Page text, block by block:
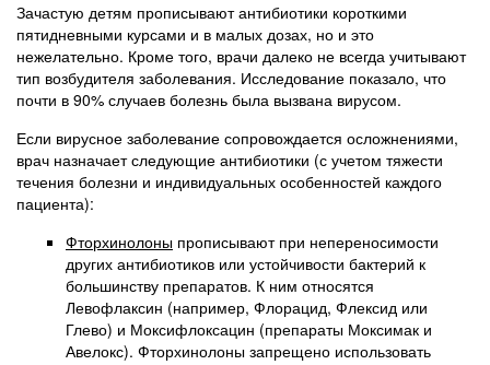
Зачастую детям прописывают антибиотики короткими
пятидневными курсами и в малых дозах, но и это
нежелательно. Кроме того, врачи далеко не всегда учитывают
тип возбудителя заболевания. Исследование показало, что
почти в 90% случаев болезнь была вызвана вирусом.
Если вирусное заболевание сопровождается осложнениями,
врач назначает следующие антибиотики (с учетом тяжести
течения болезни и индивидуальных особенностей каждого
пациента):
Фторхинолоны прописывают при непереносимости
других антибиотиков или устойчивости бактерий к
большинству препаратов. К ним относятся
Левофлаксин (например, Флорацид, Флексид или
Глево) и Моксифлоксацин (препараты Моксимак и
Авелокс). Фторхинолоны запрещено использовать